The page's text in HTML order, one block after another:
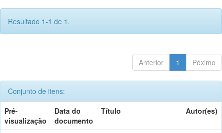
Resultado 1-1 de 1.
Anterior 1 Póximo
Conjunto de itens:
Pré-
visualização
Data do
documento
Título Autor(es)